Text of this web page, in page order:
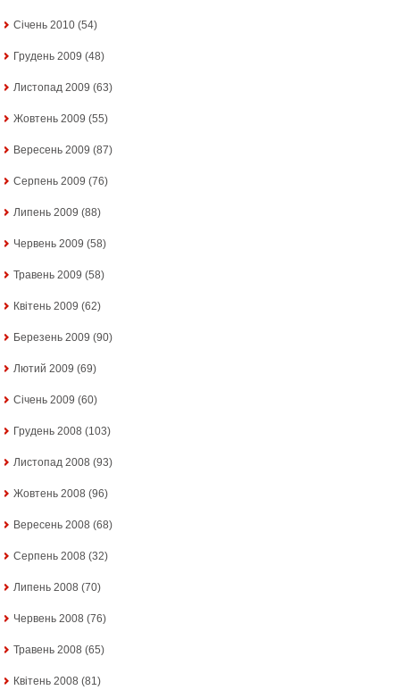
Січень 2010 (54)
Грудень 2009 (48)
Листопад 2009 (63)
Жовтень 2009 (55)
Вересень 2009 (87)
Серпень 2009 (76)
Липень 2009 (88)
Червень 2009 (58)
Травень 2009 (58)
Квітень 2009 (62)
Березень 2009 (90)
Лютий 2009 (69)
Січень 2009 (60)
Грудень 2008 (103)
Листопад 2008 (93)
Жовтень 2008 (96)
Вересень 2008 (68)
Серпень 2008 (32)
Липень 2008 (70)
Червень 2008 (76)
Травень 2008 (65)
Квітень 2008 (81)